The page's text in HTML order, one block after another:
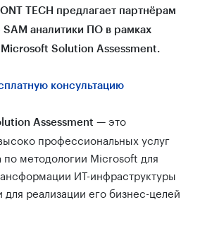
TECH предлагает партнёрам
аналитики ПО в рамках
Solution Assessment.
консультацию
Assessment — это
профессиональных услуг
по методологии Microsoft для
ИТ-инфраструктуры
для реализации его бизнес-целей